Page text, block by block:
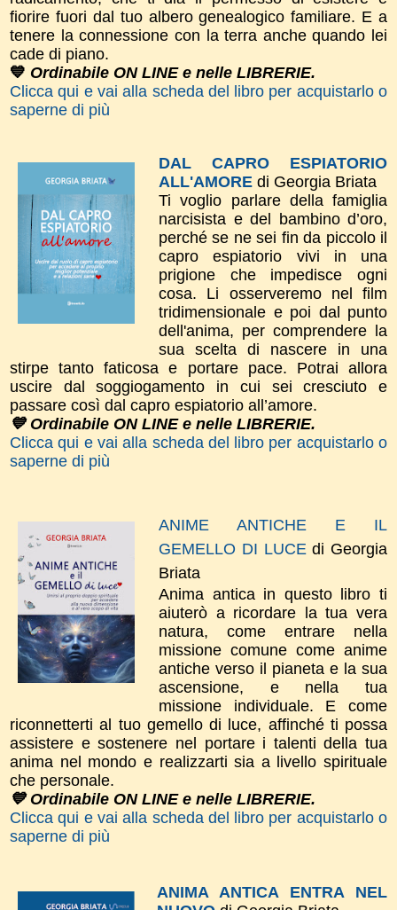
fiorire fuori dal tuo albero genealogico familiare. E a
tenere la connessione con la terra anche quando lei
cade di piano.
💙 Ordinabile ON LINE e nelle LIBRERIE.
Clicca qui e vai alla scheda del libro per acquistarlo o
saperne di più
DAL CAPRO ESPIATORIO
ALL'AMORE di Georgia Briata
Ti voglio parlare della famiglia
narcisista e del bambino d’oro,
perché se ne sei fin da piccolo il
capro espiatorio vivi in una
prigione che impedisce ogni
cosa. Li osserveremo nel film
tridimensionale e poi dal punto
dell'anima, per comprendere la
sua scelta di nascere in una
stirpe tanto faticosa e portare pace. Potrai allora
uscire dal soggiogamento in cui sei cresciuto e
passare così dal capro espiatorio all’amore.
💙 Ordinabile ON LINE e nelle LIBRERIE.
Clicca qui e vai alla scheda del libro per acquistarlo o
saperne di più
ANIME ANTICHE E IL
GEMELLO DI LUCEdi Georgia
Briata
Anima antica in questo libro ti
aiuterò a ricordare la tua vera
natura, come entrare nella
missione comune come anime
antiche verso il pianeta e la sua
ascensione, e nella tua
missione individuale. E come
riconnetterti al tuo gemello di luce, affinché ti possa
assistere e sostenere nel portare i talenti della tua
anima nel mondo e realizzarti sia a livello spirituale
che personale.
💙 Ordinabile ON LINE e nelle LIBRERIE.
Clicca qui e vai alla scheda del libro per acquistarlo o
saperne di più
ANIMA ANTICA ENTRA NEL